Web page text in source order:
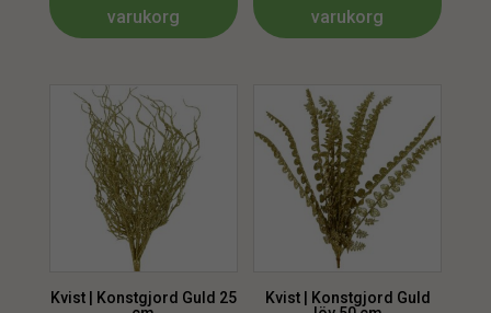
varukorg
varukorg
Kvist | Konstgjord Guld 25
Kvist | Konstgjord Guld